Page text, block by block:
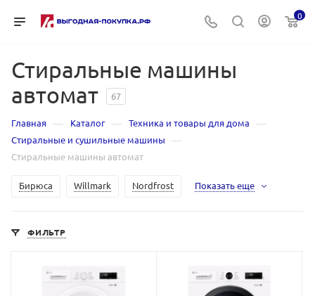
0
Стиральные машины
автомат
67
Главная — Каталог — Техника и товары для дома —
Стиральные и сушильные машины —
Стиральные машины автомат
Бирюса Willmark Nordfrost Показать еще
ФИЛЬТР